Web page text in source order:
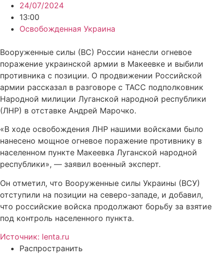
24/07/2024
13:00
Освобожденная Украина
Вооруженные силы (ВС) России нанесли огневое
поражение украинской армии в Макеевке и выбили
противника с позиции. О продвижении Российской
армии рассказал в разговоре с ТАСС подполковник
Народной милиции Луганской народной республики
(ЛНР) в отставке Андрей Марочко.
«В ходе освобождения ЛНР нашими войсками было
нанесено мощное огневое поражение противнику в
населенном пункте Макеевка Луганской народной
республики», — заявил военный эксперт.
Он отметил, что Вооруженные силы Украины (ВСУ)
отступили на позиции на северо-западе, и добавил,
что российские войска продолжают борьбу за взятие
под контроль населенного пункта.
Источник: lenta.ru
Распространить